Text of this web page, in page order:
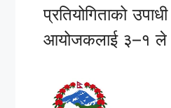
प्रतियोगिताको उपाधी
आयोजकलाई ३–१ ले